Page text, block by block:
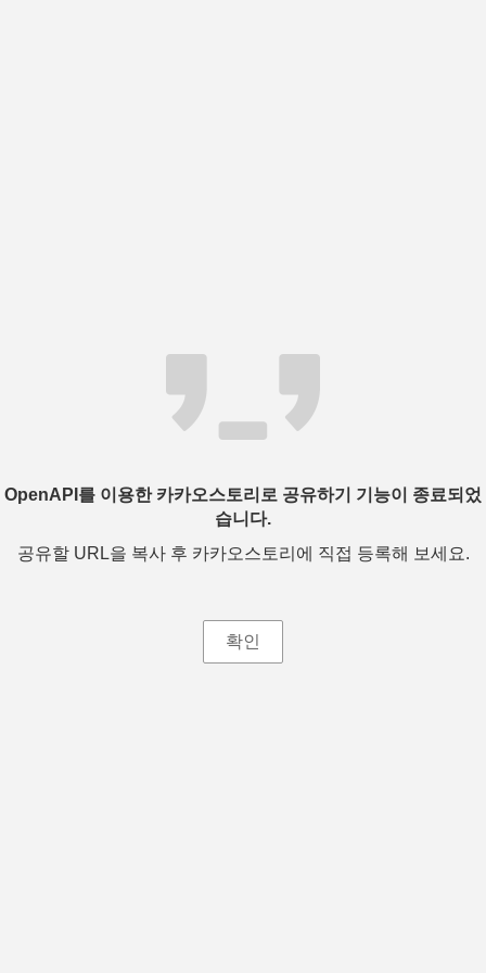
OpenAPI를 이용한 카카오스토리로 공유하기 기능이 종료되었
습니다.
공유할 URL을 복사 후 카카오스토리에 직접 등록해 보세요.
확인